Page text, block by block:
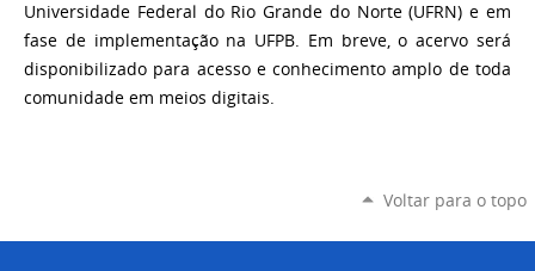
Universidade Federal do Rio Grande do Norte (UFRN) e em
fase de implementação na UFPB. Em breve, o acervo será
disponibilizado para acesso e conhecimento amplo de toda
comunidade em meios digitais.
Voltar para o topo